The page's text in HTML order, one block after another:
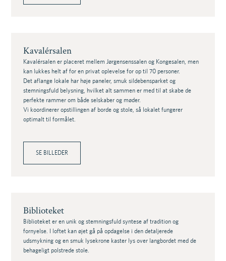
Kavalérsalen
Kavalérsalen er placeret mellem Jørgensenssalen og Kongesalen, men
kan lukkes helt af for en privat oplevelse for op til 70 personer.
Det aflange lokale har høje paneler, smuk sildebensparket og
stemningsfuld belysning, hvilket alt sammen er med til at skabe de
perfekte rammer om både selskaber og møder.
Vi koordinerer opstillingen af borde og stole, så lokalet fungerer
optimalt til formålet.
SE BILLEDER
Biblioteket
Biblioteket er en unik og stemningsfuld syntese af tradition og
fornyelse. I loftet kan øjet gå på opdagelse i den detaljerede
udsmykning og en smuk lysekrone kaster lys over langbordet med de
behageligt polstrede stole.